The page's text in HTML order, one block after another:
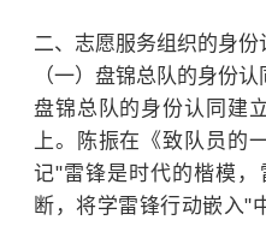
二、志愿服务组织的身份
（一）盘锦总队的身份
盘锦总队的身份认同建
上。陈振在《致队员的
记"雷锋是时代的楷模
断，将学雷锋行动嵌入"